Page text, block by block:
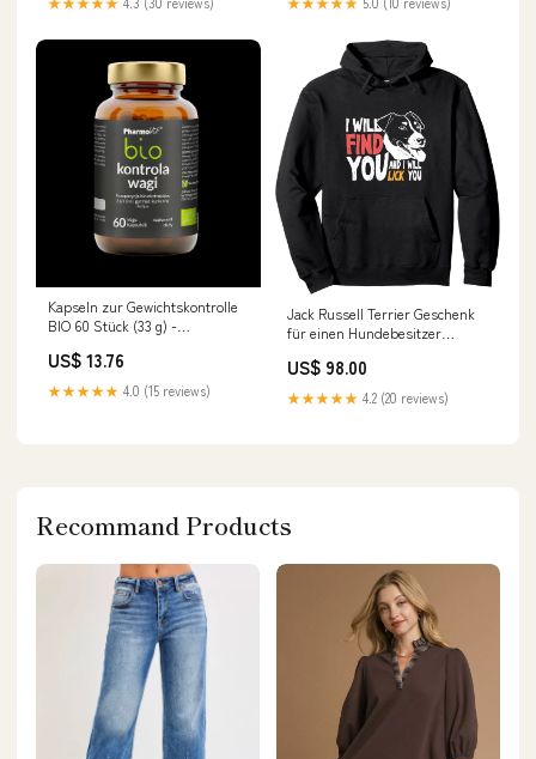
Kapseln zur Gewichtskontrolle
BIO 60 Stück (33 g) -
Gewürze
US$ 13.76
★★★★★ 4.0 (15 reviews)
Jack Russell Terrier Geschenk
für einen Hundebesitzer
US$ 98.00
★★★★★ 4.2 (20 reviews)
Recommand Products